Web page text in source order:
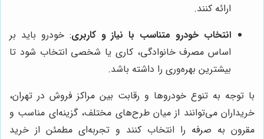
ارائه کنند.
انتخاب خودرو متناسب با نیاز و کاربری: خودرو باید بر
اساس مصرف خانوادگی، کاری یا شخصی انتخاب شود تا
بیشترین بهره‌وری را داشته باشد.
با توجه به تنوع خودروها و رقابت بین مراکز فروش در تهران،
خریداران می‌توانند از میان طرح‌های مختلف، گزینه‌ای مناسب و
مقرون به صرفه را انتخاب کنند و تجربه‌ای مطمئن از خرید